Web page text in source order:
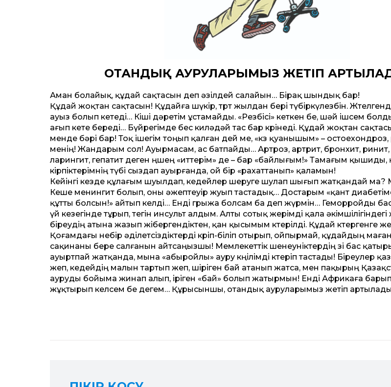
ОТАНДЫҚ АУРУЛАРЫМЫЗ ЖЕТІП
Аман болайық, құдай сақтасын деп әзілдей салайын… Бірақ шындық бар!
Құдай жоқтан сақтасын! Құдайға шүкір, төрт жылдан бері түбіркүлезбін.
ауыз болып кетеді… Кіші дәретім ұстамайды. «Резбісі» кеткен бе, шәй ішсем
ағып кете береді… Бүйрегімде бес киләдәй тас бар көрінеді. Құдай жоқтан
менде бәрі бар! Тоқ ішегім тоңып қалған дей ме, «көз қуанышым» – остоехондроз,
менің! Жандарым сол! Ауырмасам, ас батпайды… Артроз, артрит, бронхит, ринит,
ларингит, гепатит деген өңшең «ит­терім» де – бар «байлығым!» Тамағым
кірпіктерімнің түбі сыздап ауырғанда, ой бір «рахат­танып» қаламын!
Ке­йінгі кез­де құлағым шуылдап, кедейлер шеруге шулап шығып жатқандай
Кеше менингит болып, оны әжептеуір жуып тастадық… Достарым «қант
құт­ты болсын!» айтып келді… Енді грыжа болсам ба деп жүрмін… Геморройды
үй кезегінде тұрып, тегін инсульт алдым. Алты сотық жерімді қала
біреудің атына жазып жібергендіктен, қан қысымым көтерілді. Құдай көтергенге
Қоғамдағы небір әділетсіздіктерді көріп-біліп отырып, ойпырмай, құдайдың
сақинаны бере салғанын айтсаңызшы! Мемлекет­тік шенеуніктердің өзі бас
ауыртпай жатқанда, мына «абыройлы» ауру көңілімді көтеріп тастады! Біреулер
жеп, кедейдің малын тартып жеп, шіріген бай атанып жатса, мен пақырың
ауруды бойыма жинап алып, іріген «бай» болып жатырмын! Енді Африкаға
жұқтырып келсем бе дегем… Құрысыншы, отандық ауруларымыз жетіп